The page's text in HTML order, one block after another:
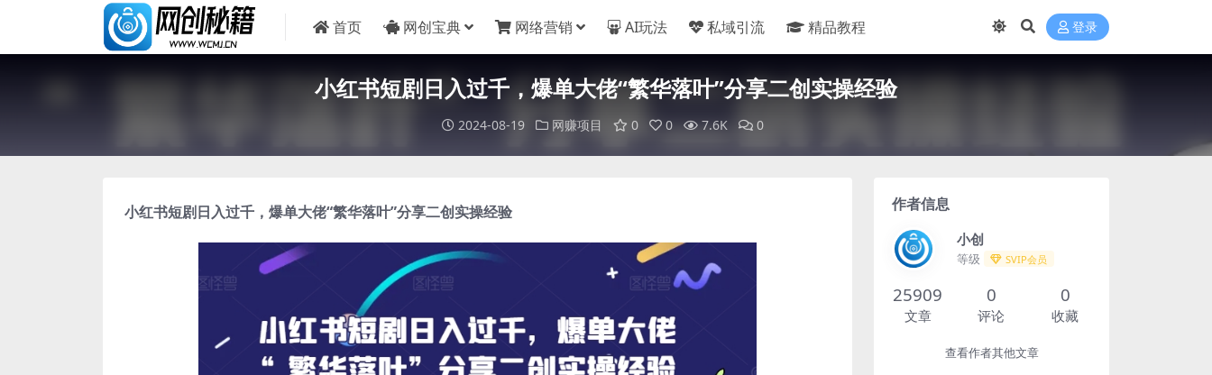
首页 网创宝典 网络营销 AI玩法 私域引流 精品教程 登录
小红书短剧日入过千，爆单大佬“繁华落叶”分享二创实操经验
2024-08-19 网赚项目 0 0 7.6K 0
小红书短剧日入过千 ，爆单大佬“繁华落叶”分享二创实操经验 作者信息
小创
等级 SVIP会员
25909
文章
0
评论
0
收藏
查看作者其他文章